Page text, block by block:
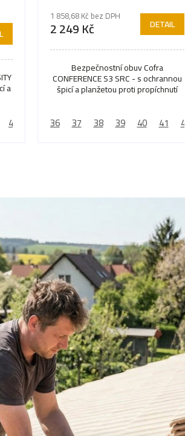
a
41 43 44 45 46 47 48
produktu
je
5,0
5
hvězdiček.
1 858,68 Kč bez DPH
2 249 Kč DETAIL
Bezpečnostní obuv Cofra
CONFERENCE S3 SRC - s ochrannou
špicí a planžetou proti propíchnutí
36 37 38 39 40 41 42